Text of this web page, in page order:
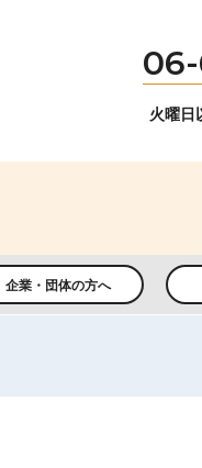
火曜日
企業・団体の方へ